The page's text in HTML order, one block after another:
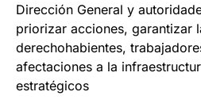
Dirección General y
priorizar acciones, garantizar
derechohabientes,
afectaciones a la
estratégicos